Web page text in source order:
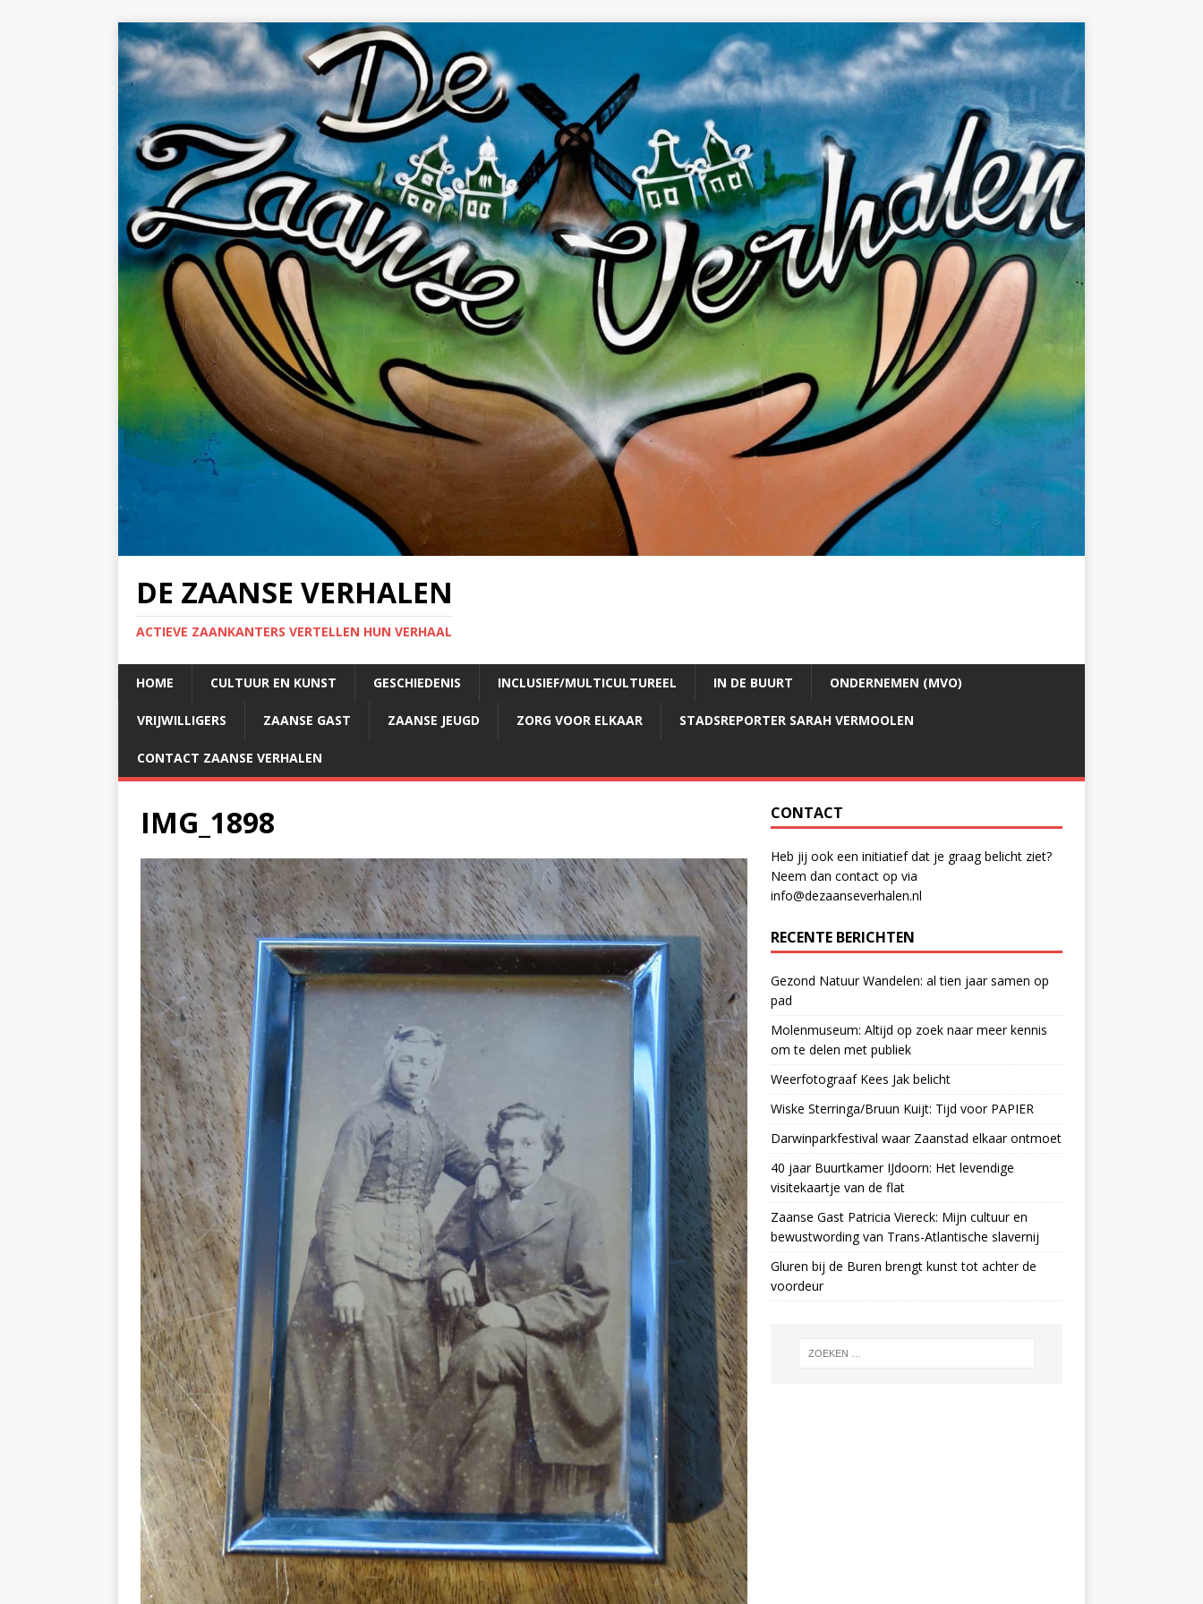
DE ZAANSE VERHALEN
ACTIEVE ZAANKANTERS VERTELLEN HUN VERHAAL
HOME CULTUUR EN KUNST GESCHIEDENIS INCLUSIEF/MULTICULTUREEL IN DE BUURT ONDERNEMEN (MVO)
VRIJWILLIGERS ZAANSE GAST ZAANSE JEUGD ZORG VOOR ELKAAR STADSREPORTER SARAH VERMOOLEN
CONTACT ZAANSE VERHALEN
IMG_1898 CONTACT
Heb jij ook een initiatief dat je graag belicht ziet?
Neem dan contact op via
info@dezaanseverhalen.nl
RECENTE BERICHTEN
Gezond Natuur Wandelen: al tien jaar samen op
pad
Molenmuseum: Altijd op zoek naar meer kennis
om te delen met publiek
Weerfotograaf Kees Jak belicht
Wiske Sterringa/Bruun Kuijt: Tijd voor PAPIER
Darwinparkfestival waar Zaanstad elkaar ontmoet
40 jaar Buurtkamer IJdoorn: Het levendige
visitekaartje van de flat
Zaanse Gast Patricia Viereck: Mijn cultuur en
bewustwording van Trans-Atlantische slavernij
Gluren bij de Buren brengt kunst tot achter de
voordeur